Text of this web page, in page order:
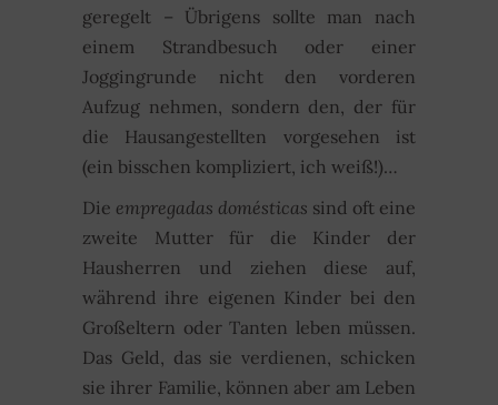
geregelt – Übrigens sollte man nach
einem Strandbesuch oder einer
Joggingrunde nicht den vorderen
Aufzug nehmen, sondern den, der für
die Hausangestellten vorgesehen ist
(ein bisschen kompliziert, ich weiß!)…
Die empregadas domésticas sind oft eine
zweite Mutter für die Kinder der
Hausherren und ziehen diese auf,
während ihre eigenen Kinder bei den
Großeltern oder Tanten leben müssen.
Das Geld, das sie verdienen, schicken
sie ihrer Familie, können aber am Leben